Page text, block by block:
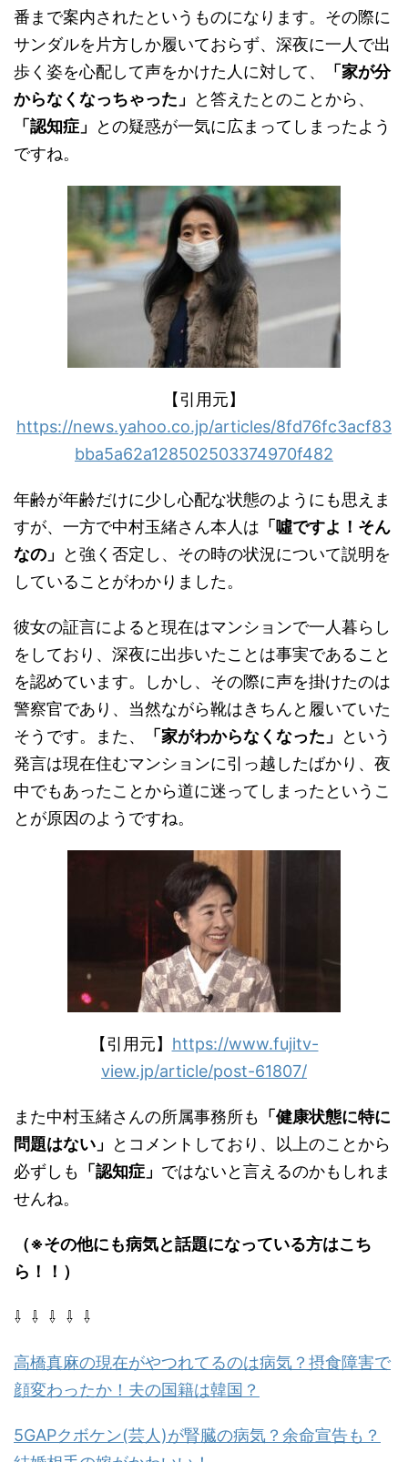
番まで案内されたというものになります。その際に
サンダルを片方しか履いておらず、深夜に一人で出
歩く姿を心配して声をかけた人に対して、
「家が分
からなくなっちゃった」
と答えたとのことから、
「認知症」
との疑惑が一気に広まってしまったよう
ですね。
【引用元】
https://news.yahoo.co.jp/articles/8fd76fc3acf83
bba5a62a128502503374970f482
年齢が年齢だけに少し心配な状態のようにも思えま
すが、一方で中村玉緒さん本人は 「噓ですよ！そん
なの」
と強く否定し、その時の状況について説明を
していることがわかりました。
彼女の証言によると現在はマンションで一人暮らし
をしており、深夜に出歩いたことは事実であること
を認めています。しかし、その際に声を掛けたのは
警察官であり、当然ながら靴はきちんと履いていた
そうです。また、
「家がわからなくなった」
という
発言は現在住むマンションに引っ越したばかり、夜
中でもあったことから道に迷ってしまったというこ
とが原因のようですね。
【引用元】 https://www.fujitv-
view.jp/article/post-61807/
また中村玉緒さんの所属事務所も 「健康状態に特に
問題はない」
とコメントしており、以上のことから
必ずしも 「認知症」 ではないと言えるのかもしれま
せんね。
（※その他にも病気と話題になっている方はこち
ら！！）
⇩ ⇩ ⇩ ⇩ ⇩
高橋真麻の現在がやつれてるのは病気？摂食障害で
顔変わったか！夫の国籍は韓国？
5GAPクボケン(芸人)が腎臓の病気？余命宣告も？